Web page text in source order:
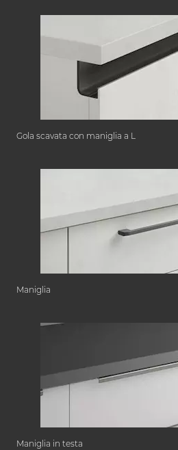
Gola scavata con maniglia a L
Maniglia
Maniglia in testa